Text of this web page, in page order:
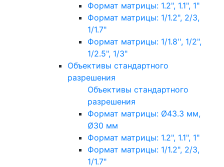
Формат матрицы: 1.2", 1.1", 1"
Формат матрицы: 1/1.2", 2/3,
1/1.7"
Формат матрицы: 1/1.8'', 1/2",
1/2.5", 1/3"
Объективы стандартного
разрешения
Объективы стандартного
разрешения
Формат матрицы: Ø43.3 мм,
Ø30 мм
Формат матрицы: 1.2", 1.1", 1"
Формат матрицы: 1/1.2", 2/3,
1/1.7"